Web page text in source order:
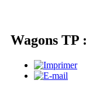
Wagons